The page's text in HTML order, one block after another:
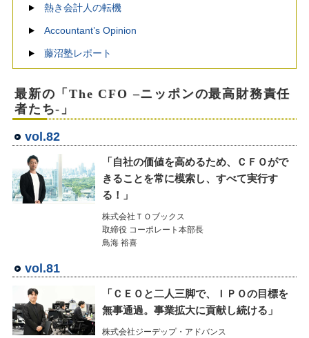
熱き会計人の転機
Accountant’s Opinion
藤沼塾レポート
最新の「The CFO –ニッポンの最高財務責任
者たち-」
vol.82
「自社の価値を高めるため、ＣＦＯがで
きることを常に模索し、すべて実行す
る！」
株式会社ＴＯブックス
取締役 コーポレート本部長
鳥海 裕喜
vol.81
「ＣＥＯと二人三脚で、ＩＰＯの目標を
無事通過。事業拡大に貢献し続ける」
株式会社ジーデップ・アドバンス